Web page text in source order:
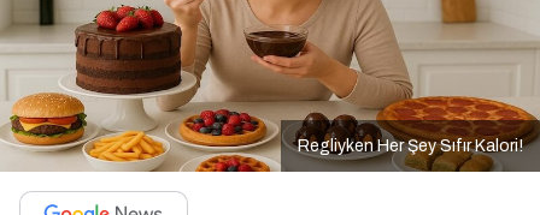
Regliyken Her Şey Sıfır Kalori!